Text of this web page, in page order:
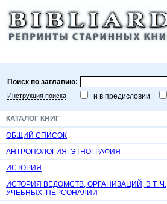
Поиск по заглавию:
Инструкция поиска и в предисловии
КАТАЛОГ КНИГ
ОБЩИЙ СПИСОК
АНТРОПОЛОГИЯ. ЭТНОГРАФИЯ
ИСТОРИЯ
ИСТОРИЯ ВЕДОМСТВ, ОРГАНИЗАЦИЙ, В Т. Ч.
УЧЕБНЫХ. ПЕРСОНАЛИИ